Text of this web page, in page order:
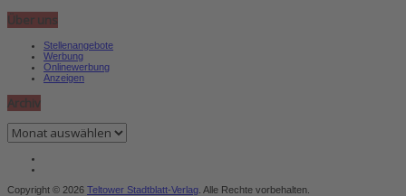
Über uns
Stellenangebote
Werbung
Onlinewerbung
Anzeigen
Archiv
Archiv
Copyright © 2026 Teltower Stadtblatt-Verlag . Alle Rechte vorbehalten.